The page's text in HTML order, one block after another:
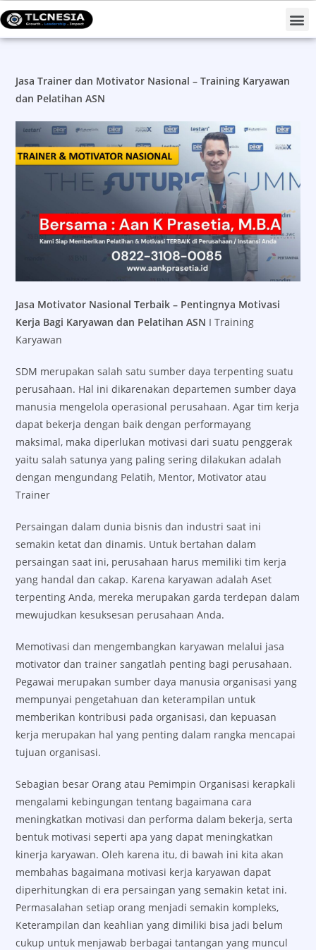
Jasa Trainer dan Motivator Nasional – Training Karyawan
dan Pelatihan ASN
Jasa Motivator Nasional Terbaik – Pentingnya Motivasi
Kerja Bagi Karyawan dan Pelatihan ASN I Training
Karyawan
SDM merupakan salah satu sumber daya terpenting suatu
perusahaan. Hal ini dikarenakan departemen sumber daya
manusia mengelola operasional perusahaan. Agar tim kerja
dapat bekerja dengan baik dengan performayang
maksimal, maka diperlukan motivasi dari suatu penggerak
yaitu salah satunya yang paling sering dilakukan adalah
dengan mengundang Pelatih, Mentor, Motivator atau
Trainer
Persaingan dalam dunia bisnis dan industri saat ini
semakin ketat dan dinamis. Untuk bertahan dalam
persaingan saat ini, perusahaan harus memiliki tim kerja
yang handal dan cakap. Karena karyawan adalah Aset
terpenting Anda, mereka merupakan garda terdepan dalam
mewujudkan kesuksesan perusahaan Anda.
Memotivasi dan mengembangkan karyawan melalui jasa
motivator dan trainer sangatlah penting bagi perusahaan.
Pegawai merupakan sumber daya manusia organisasi yang
mempunyai pengetahuan dan keterampilan untuk
memberikan kontribusi pada organisasi, dan kepuasan
kerja merupakan hal yang penting dalam rangka mencapai
tujuan organisasi.
Sebagian besar Orang atau Pemimpin Organisasi kerapkali
mengalami kebingungan tentang bagaimana cara
meningkatkan motivasi dan performa dalam bekerja, serta
bentuk motivasi seperti apa yang dapat meningkatkan
kinerja karyawan. Oleh karena itu, di bawah ini kita akan
membahas bagaimana motivasi kerja karyawan dapat
diperhitungkan di era persaingan yang semakin ketat ini.
Permasalahan setiap orang menjadi semakin kompleks,
Keterampilan dan keahlian yang dimiliki bisa jadi belum
cukup untuk menjawab berbagai tantangan yang muncul